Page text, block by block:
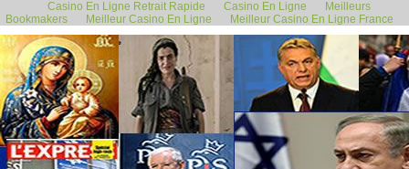
Casino En Ligne Retrait Rapide Casino En Ligne
Meilleurs
Bookmakers
Meilleur Casino En Ligne Meilleur Casino En Ligne France